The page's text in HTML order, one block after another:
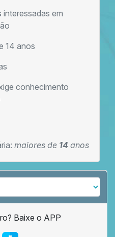
interessadas em
14 anos
conhecimento
maiores de 14 anos
Baixe o APP